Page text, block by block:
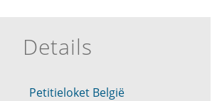
Details
Petitieloket België